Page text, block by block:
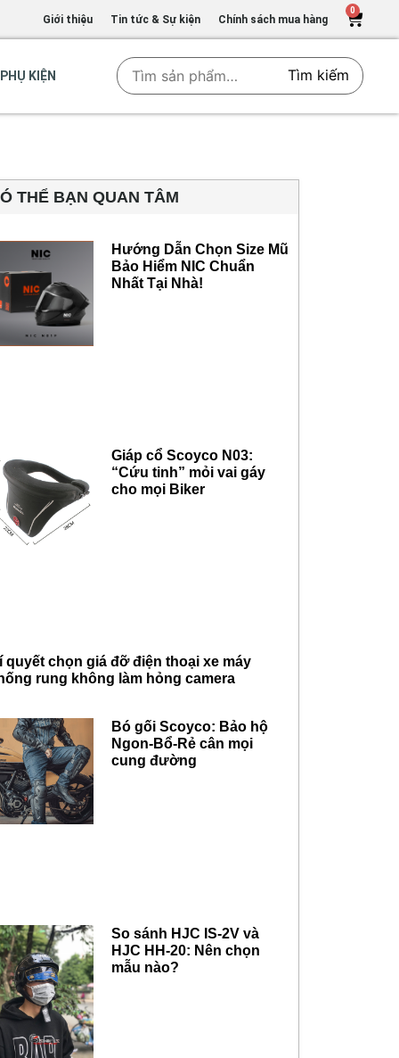
Giới thiệu Tin tức & Sự kiện Chính sách mua hàng
0
PHỤ KIỆN Tìm kiếm
THỂ BẠN QUAN TÂM
Hướng Dẫn Chọn Size Mũ
Bảo Hiểm NIC Chuẩn
Nhất Tại Nhà!
Giáp cổ Scoyco N03:
“Cứu tinh” mỏi vai gáy
cho mọi Biker
quyết chọn giá đỡ điện thoại xe máy
rung không làm hỏng camera
Bó gối Scoyco: Bảo hộ
Ngon-Bổ-Rẻ cân mọi
cung đường
So sánh HJC IS-2V và
HJC HH-20: Nên chọn
mẫu nào?